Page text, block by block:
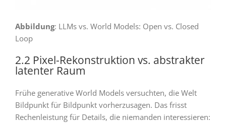
Abbildung: LLMs vs. World Models: Open vs. Closed
Loop
2.2 Pixel-Rekonstruktion vs. abstrakter
latenter Raum
Frühe generative World Models versuchten, die Welt
Bildpunkt für Bildpunkt vorherzusagen. Das frisst
Rechenleistung für Details, die niemanden interessieren: